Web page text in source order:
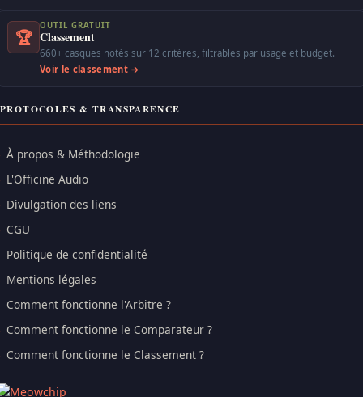
🏆
OUTIL GRATUIT
Classement
660+ casques notés sur 12 critères, filtrables par usage et budget.
Voir le classement →
PROTOCOLES & TRANSPARENCE
À propos & Méthodologie
L'Officine Audio
Divulgation des liens
CGU
Politique de confidentialité
Mentions légales
Comment fonctionne l'Arbitre ?
Comment fonctionne le Comparateur ?
Comment fonctionne le Classement ?